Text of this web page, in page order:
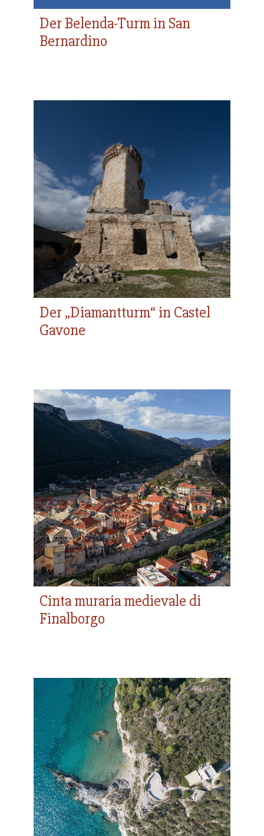
Der Belenda-Turm in San
Bernardino
Der „Diamantturm“ in
Castel Gavone
Der „Diamantturm“ in Castel
Gavone
Cinta muraria medievale
di Finalborgo
Cinta muraria medievale di
Finalborgo
Castello bizantino e
medievale di Varigotti